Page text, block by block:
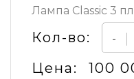
Лампа Classic 3
Кол-во: -
Цена: 100